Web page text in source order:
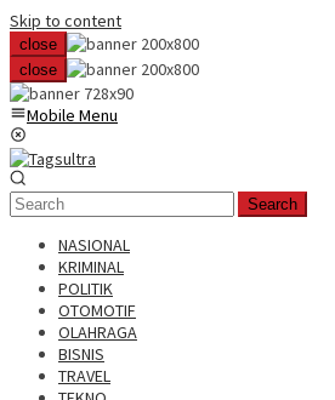
Skip to content
close
close
Mobile Menu
Search
NASIONAL
KRIMINAL
POLITIK
OTOMOTIF
OLAHRAGA
BISNIS
TRAVEL